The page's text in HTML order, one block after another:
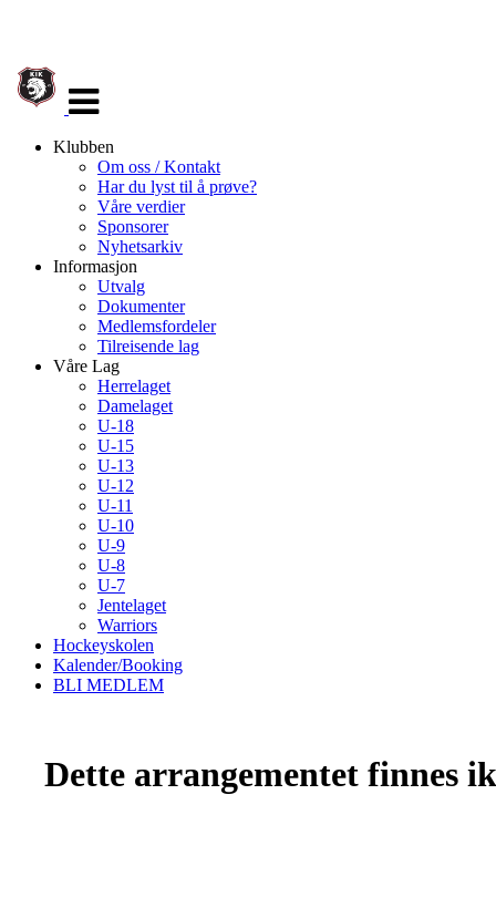
navigasjon
Klubben
Om oss / Kontakt
Har du lyst til å prøve?
Våre verdier
Sponsorer
Nyhetsarkiv
Informasjon
Utvalg
Dokumenter
Medlemsfordeler
Tilreisende lag
Våre Lag
Herrelaget
Damelaget
U-18
U-15
U-13
U-12
U-11
U-10
U-9
U-8
U-7
Jentelaget
Warriors
Hockeyskolen
Kalender/Booking
BLI MEDLEM
Dette arrangementet finnes